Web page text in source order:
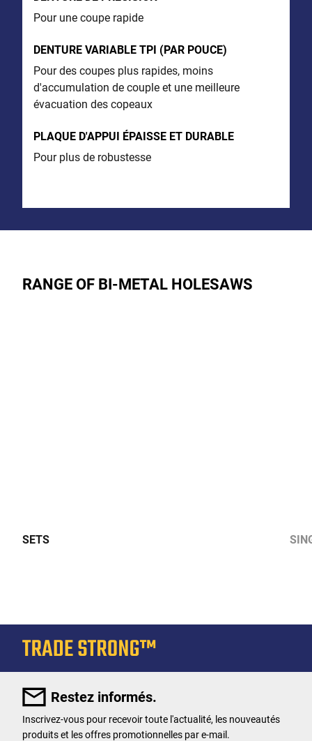
Pour une coupe rapide
DENTURE VARIABLE TPI (PAR POUCE)
Pour des coupes plus rapides, moins
d'accumulation de couple et une meilleure
évacuation des copeaux
PLAQUE D'APPUI ÉPAISSE ET DURABLE
Pour plus de robustesse
RANGE OF BI-METAL HOLESAWS
SETS
Restez informés.
Inscrivez-vous pour recevoir toute l'actualité, les nouveautés
produits et les offres promotionnelles par e-mail.